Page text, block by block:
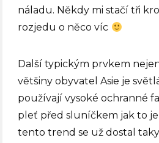
náladu. Někdy mi stačí tři
rozjedu o něco víc
Další typickým prvkem
většiny obyvatel Asie je
používají vysoké ochranné
pleť před sluníčkem jak to
tento trend se už dostal